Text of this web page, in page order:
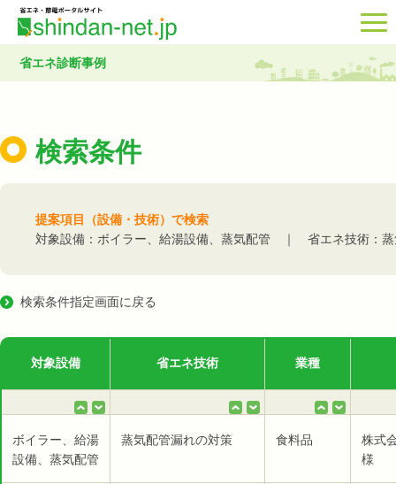
省エネ診断事例
検索条件
提案項目（設備・技術）で検索
対象設備：ボイラー、給湯設備、蒸気配管 ｜ 省エネ技術：蒸
検索条件指定画面に戻る
対象設備 省エネ技術 業種
ボイラー、給湯
設備、蒸気配管
蒸気配管漏れの対策 食料品
株式
様